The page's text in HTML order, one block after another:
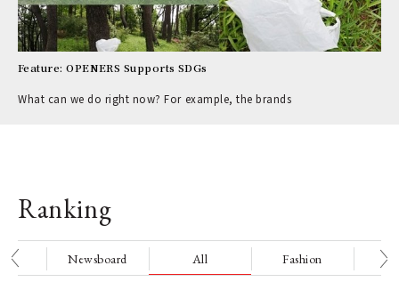
Feature: OPENERS Supports SDGs
What can we do right now? For example, the brands
Ranking
Newsboard All Fashion